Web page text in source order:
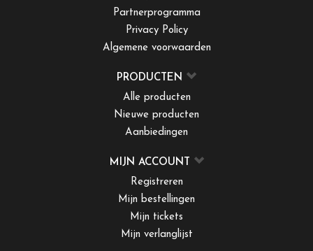
Partnerprogramma
Privacy Policy
Algemene voorwaarden
PRODUCTEN
Alle producten
Nieuwe producten
Aanbiedingen
MIJN ACCOUNT
Registreren
Mijn bestellingen
Mijn tickets
Mijn verlanglijst